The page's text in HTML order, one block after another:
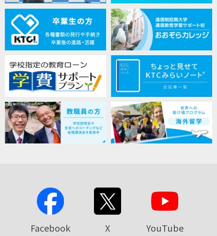
Facebook X YouTube